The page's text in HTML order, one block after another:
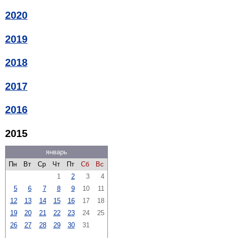
2020
2019
2018
2017
2016
2015
январь
Пн
Вт Ср Чт Пт Сб
Вс
1
2 3
4
5
6 7 8 9 10
11
12
13 14 15 16 17
18
19
20 21 22 23 24
25
26
27 28 29 30 31